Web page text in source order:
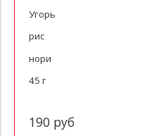
Угорь
рис
нори
45 г
190 руб